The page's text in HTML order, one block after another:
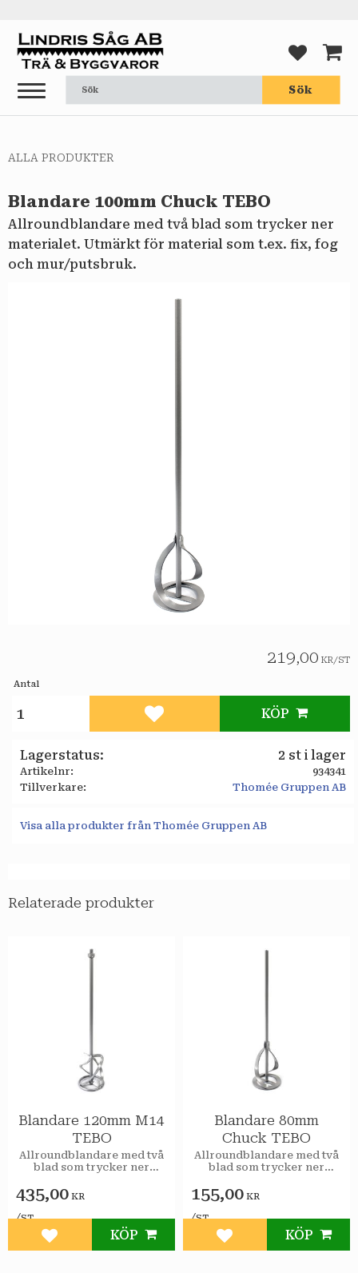
Meny
Sök
ALLA PRODUKTER
Blandare 100mm Chuck TEBO
Allroundblandare med två blad som trycker ner
materialet. Utmärkt för material som t.ex. fix, fog
och mur/putsbruk.
219,00 KR/ST
Antal
KÖP
Lägg till i favoriter
Lagerstatus 2 st i lager
Artikelnr
934341
Tillverkare
Thomée Gruppen AB
Visa alla produkter från Thomée Gruppen AB
Relaterade produkter
Blandare 120mm M14
TEBO
Allroundblandare med två
blad som trycker ner
material som t.ex. fix, fog
och mur/putsbruk.
435,00 KR
/ST
Lägg till i favoriter
KÖP
Blandare 80mm
Chuck TEBO
Allroundblandare med två
blad som trycker ner
material som t.ex. fix, fog
och mur/putsbruk.
155,00 KR
/ST
Lägg till i favoriter
KÖP